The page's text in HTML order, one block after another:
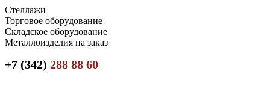
Стеллажи
Торговое оборудование
Складское оборудование
Металлоизделия на заказ
+7 (342) 288 88 60